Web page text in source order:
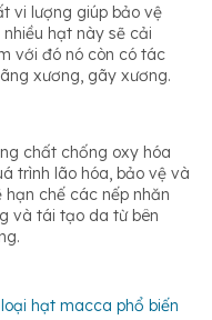
vi lượng giúp bảo vệ
hạt này sẽ cải
với đó nó còn có tác
xương, gãy xương.
chất chống oxy hóa
trình lão hóa, bảo vệ và
chế các nếp nhăn
và tái tạo da từ bên
hạt macca phổ biến